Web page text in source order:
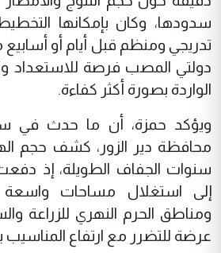
سدودها، وكان بإمكانها
تدريجي ومنظم قبل أيام أو أسابيع
دولتي المصب فرصة للاستعداد
الواردة بصورة أكثر كفاءة.
ويؤكد حمزة، أن ما حدث في
محافظة دير الزور، كشف حجم
سنوات الجفاف الطويلة، إذ
إلى استغلال مساحات
ومناطق الحرم النهري للزراعة
عرضة للتضرر مع ارتفاع